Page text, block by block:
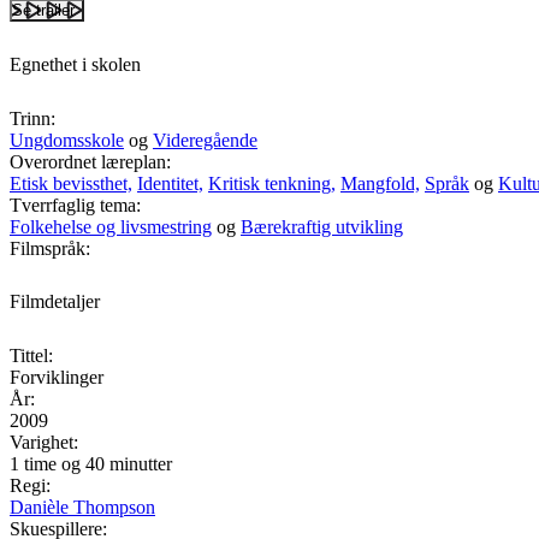
Se trailer
Egnethet i skolen
Trinn:
Ungdomsskole og Videregående
Overordnet læreplan:
Etisk bevissthet, Identitet, Kritisk tenkning, Mangfold, Språk og
Tverrfaglig tema:
Folkehelse og livsmestring og Bærekraftig utvikling
Filmspråk:
Filmdetaljer
Tittel:
Forviklinger
År:
2009
Varighet:
1 time og 40 minutter
Regi:
Danièle Thompson
Skuespillere: